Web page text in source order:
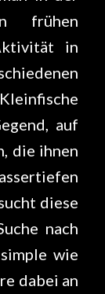
frühen
in
auf
die ihnen
diese
nach
wie
dabei an